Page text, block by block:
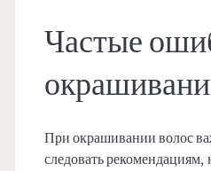
Частые
При окрашивании волос
следовать рекомендациям,